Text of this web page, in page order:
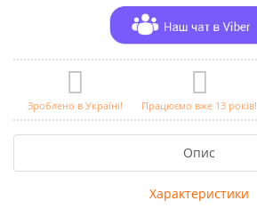
Зроблено в Україні! Працюємо вже 13 років!
Опис
Характеристики